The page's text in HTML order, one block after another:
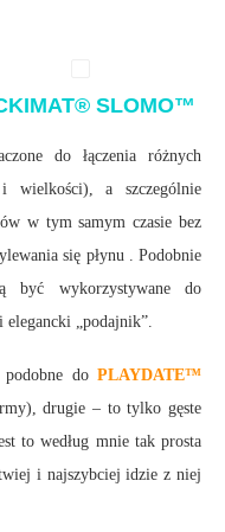
SLOMO™
do łączenia różnych
wielkości), a szczególnie
w tym samym czasie bez
się płynu . Podobnie
być wykorzystywane do
elegancki „podajnik”.
do PLAYDATE™
drugie – to tylko gęste
to według mnie tak prosta
i najszybciej idzie z niej